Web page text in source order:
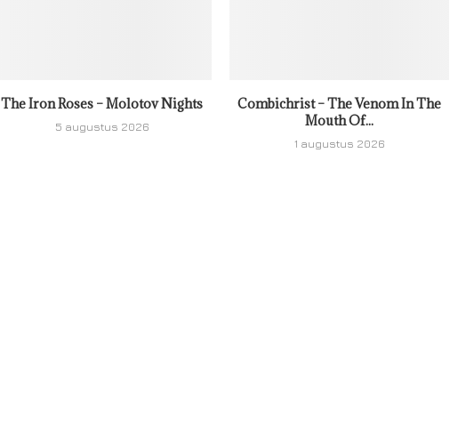
The Iron Roses – Molotov Nights
5 augustus 2026
Combichrist – The Venom In The
Mouth Of...
1 augustus 2026